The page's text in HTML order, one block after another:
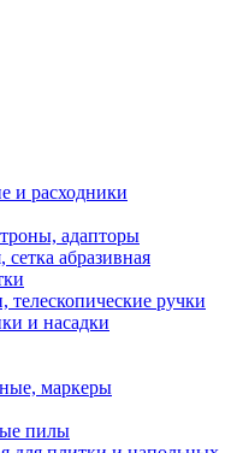
и расходники
адапторы
абразивная
ручки
и насадки
маркеры
пилы